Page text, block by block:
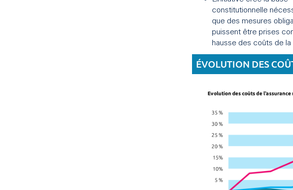
constitutionnelle
que des mesures
puissent être prises
hausse des coûts de la
ÉVOLUTION DES